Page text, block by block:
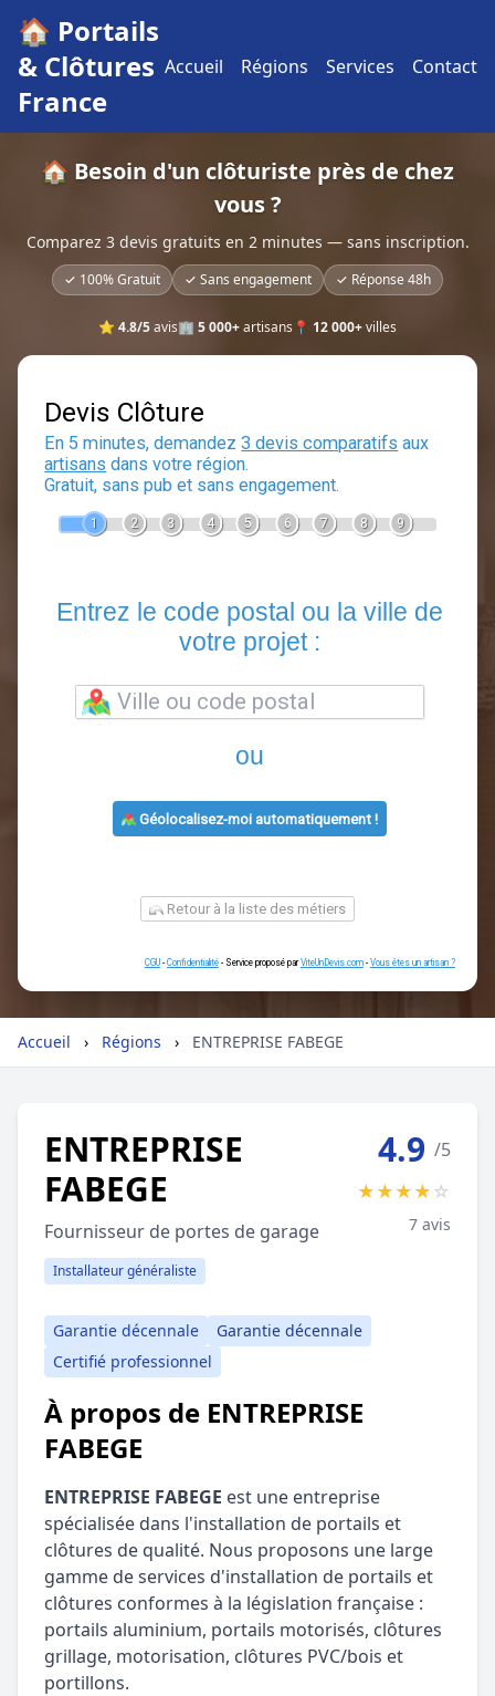
🏠 Portails
& Clôtures
France
Accueil Régions Services Contact
🏠 Besoin d'un clôturiste près de chez
vous ?
Comparez 3 devis gratuits en 2 minutes — sans inscription.
✓ 100% Gratuit ✓ Sans engagement ✓ Réponse 48h
⭐ 4.8/5avis🏢 5 000+artisans 📍 12 000+villes
Devis Clôture
En 5 minutes, demandez3 devis comparatifs
3 4 5
Entrez le code postal ou la
ou
Accueil › Régions › ENTREPRISE FABEGE
ENTREPRISE
FABEGE
Fournisseur de portes de garage
Installateur généraliste
4.9 /5
★★★★☆
7 avis
Garantie décennale
Garantie décennale
Certifié professionnel
À propos de ENTREPRISE
FABEGE
ENTREPRISE FABEGE est une entreprise
spécialisée dans l'installation de portails et
clôtures de qualité. Nous proposons une large
gamme de services d'installation de portails et
clôtures conformes à la législation française :
portails aluminium, portails motorisés, clôtures
grillage, motorisation, clôtures PVC/bois et
portillons.